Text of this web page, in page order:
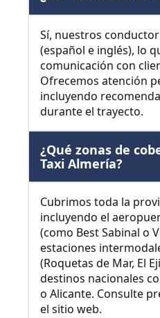
Sí, nuestros
(español e inglés), lo
comunicación con
Ofrecemos atención
incluyendo
durante el trayecto.
¿Qué zonas de
Taxi Almería?
Cubrimos toda la
incluyendo el
(como Best Sabinal o
estaciones
(Roquetas de Mar, El
destinos nacionales
o Alicante. Consulte
el sitio web.